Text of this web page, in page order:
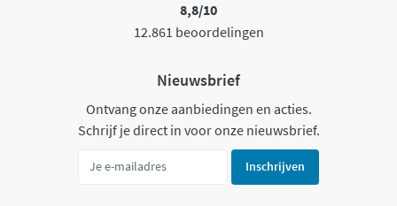
8,8/10
12.861 beoordelingen
Nieuwsbrief
Ontvang onze aanbiedingen en acties.
Schrijf je direct in voor onze nieuwsbrief.
Inschrijven